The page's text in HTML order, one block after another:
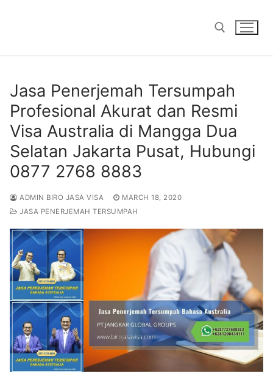
Jasa Penerjemah Tersumpah
Profesional Akurat dan Resmi
Visa Australia di Mangga Dua
Selatan Jakarta Pusat, Hubungi
0877 2768 8883
ADMIN BIRO JASA VISA
MARCH 18, 2020
JASA PENERJEMAH TERSUMPAH